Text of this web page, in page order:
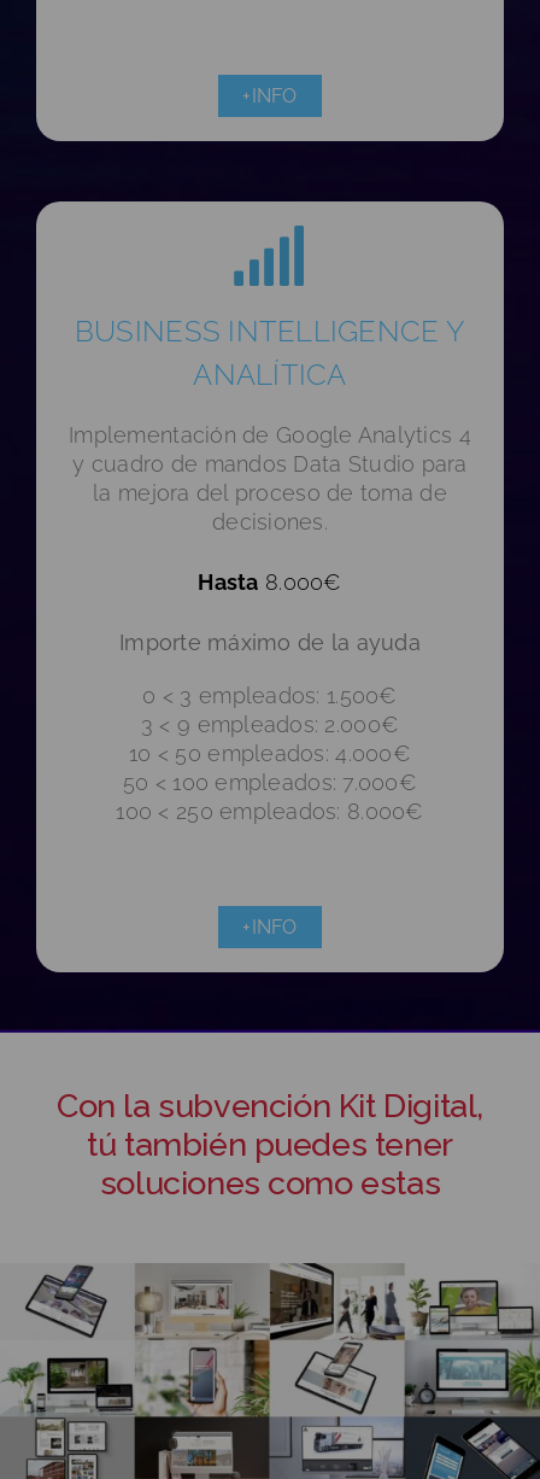
+INFO
BUSINESS INTELLIGENCE Y
ANALÍTICA
Implementación de Google Analytics 4
y cuadro de mandos Data Studio para
la mejora del proceso de toma de
decisiones.
Hasta 8.000€
Importe máximo de la ayuda
0 < 3 empleados: 1.500€
3 < 9 empleados: 2.000€
10 < 50 empleados: 4.000€
50 < 100 empleados: 7.000€
100 < 250 empleados: 8.000€
+INFO
Con la subvención Kit Digital,
tú también puedes tener
soluciones como estas